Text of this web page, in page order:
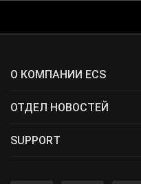
О КОМПАНИИ ECS
ОТДЕЛ НОВОСТЕЙ
SUPPORT